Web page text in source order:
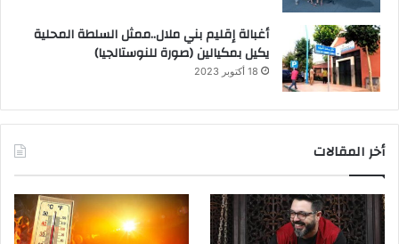
أغبالة إقليم بني ملال..ممثل السلطة المحلية
يكيل بمكيالين (صورة للنوستالجيا)
18 أكتوبر 2023
أخر المقالات